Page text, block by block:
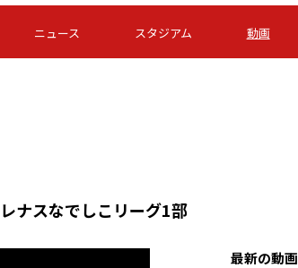
いちご
-
第16節 09/06 (日) 15:00
-
ニュース スタジアム 動画
ナスなでしこリーグ1部
最新の動画